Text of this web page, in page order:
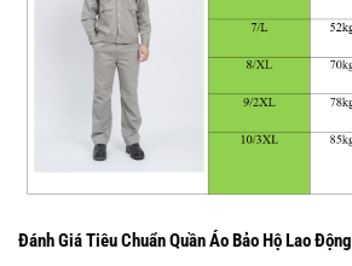
Đánh Giá Tiêu Chuẩn Quần Áo Bảo Hộ Lao Động